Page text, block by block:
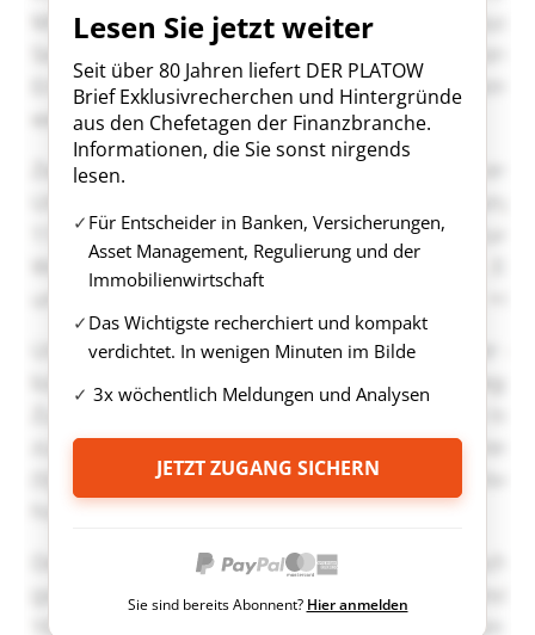
Lesen Sie jetzt weiter
Seit über 80 Jahren liefert DER PLATOW
Brief Exklusivrecherchen und Hintergründe
aus den Chefetagen der Finanzbranche.
Informationen, die Sie sonst nirgends
lesen.
Für Entscheider in Banken, Versicherungen,
Asset Management, Regulierung und der
Immobilienwirtschaft
Das Wichtigste recherchiert und kompakt
verdichtet. In wenigen Minuten im Bilde
3x wöchentlich Meldungen und Analysen
JETZT ZUGANG SICHERN
Sie sind bereits Abonnent? Hier anmelden